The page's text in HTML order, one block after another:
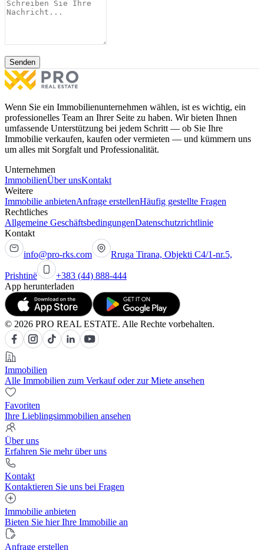
Senden
Wenn Sie ein Immobilienunternehmen wählen, ist es wichtig, ein
professionelles Team an Ihrer Seite zu haben. Wir bieten Ihnen
umfassende Unterstützung bei jedem Schritt — ob Sie Ihre
Immobilie verkaufen, kaufen oder vermieten — und kümmern uns
um alles mit Sorgfalt und Professionalität.
Unternehmen
ImmobilienÜber unsKontakt
Weitere
Immobilie anbietenAnfrage erstellenHäufig gestellte Fragen
Rechtliches
Allgemeine GeschäftsbedingungenDatenschutzrichtlinie
Kontakt
info@pro-rks.com Rruga Tirana, Objekti C4/1-nr.5,
Prishtinë
+383 (44) 888-444
App herunterladen
© 2026 PRO REAL ESTATE. Alle Rechte vorbehalten.
Immobilien
Alle Immobilien zum Verkauf oder zur Miete ansehen
Favoriten
Ihre Lieblingsimmobilien ansehen
Über uns
Erfahren Sie mehr über uns
Kontakt
Kontaktieren Sie uns bei Fragen
Immobilie anbieten
Bieten Sie hier Ihre Immobilie an
Anfrage erstellen